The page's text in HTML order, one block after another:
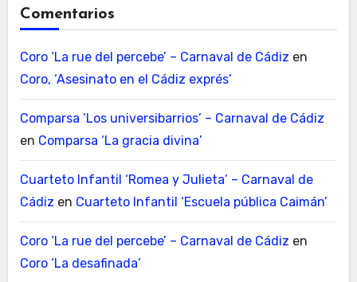
Comentarios
Coro ‘La rue del percebe’ – Carnaval de Cádiz en
Coro, ‘Asesinato en el Cádiz exprés’
Comparsa ‘Los universibarrios’ – Carnaval de Cádiz
en Comparsa ‘La gracia divina’
Cuarteto Infantil ‘Romea y Julieta’ – Carnaval de
Cádiz en Cuarteto Infantil ‘Escuela pública Caimán’
Coro ‘La rue del percebe’ – Carnaval de Cádiz en
Coro ‘La desafinada’